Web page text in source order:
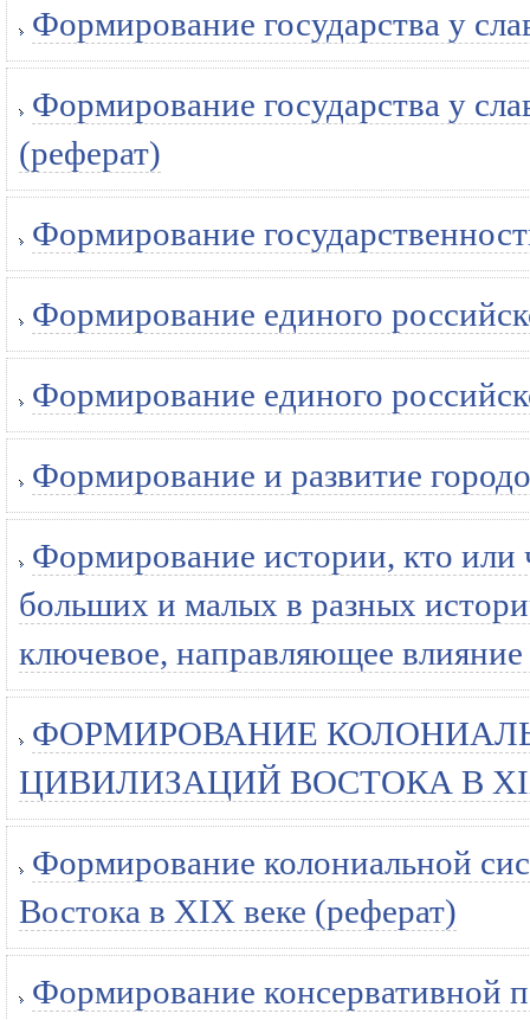
Формирование государства у
Формирование государства у
(реферат)
Формирование
Формирование единого
Формирование единого
Формирование и развитие
Формирование истории, кто или
больших и малых в разных
ключевое, направляющее
ФОРМИРОВАНИЕ
ЦИВИЛИЗАЦИЙ ВОСТОКА В
Формирование колониальной
Востока в XIX веке (реферат)
Формирование